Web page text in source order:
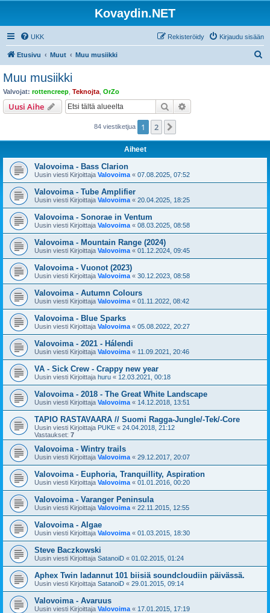
Kovaydin.NET
UKK Kirjaudu sisään
Rekisteröidy
Etusivu Muut Muu musiikki
Muu musiikki
Valvojat: rottencreep Teknojta OrZo
Uusi Aihe Etsi
84 viestiketjua 1 2
Aiheet
Valovoima - Bass Clarion
Uusin viesti Kirjoittaja Valovoima « 07.08.2025, 07:52
Valovoima - Tube Amplifier
Uusin viesti Kirjoittaja Valovoima « 20.04.2025, 18:25
Valovoima - Sonorae in Ventum
Uusin viesti Kirjoittaja Valovoima « 08.03.2025, 08:58
Valovoima - Mountain Range (2024)
Uusin viesti Kirjoittaja Valovoima « 01.12.2024, 09:45
Valovoima - Vuonot (2023)
Uusin viesti Kirjoittaja Valovoima « 30.12.2023, 08:58
Valovoima - Autumn Colours
Uusin viesti Kirjoittaja Valovoima « 01.11.2022, 08:42
Valovoima - Blue Sparks
Uusin viesti Kirjoittaja Valovoima « 05.08.2022, 20:27
Valovoima - 2021 - Hálendi
Uusin viesti Kirjoittaja Valovoima « 11.09.2021, 20:46
VA - Sick Crew - Crappy new year
Uusin viesti Kirjoittaja huru « 12.03.2021, 00:18
Valovoima - 2018 - The Great White Landscape
Uusin viesti Kirjoittaja Valovoima « 14.12.2018, 13:51
TAPIO RASTAVAARA // Suomi Ragga-Jungle/-Tek/-Core
Uusin viesti Kirjoittaja PUKE « 24.04.2018, 21:12
Vastaukset: 7
Valovoima - Wintry trails
Uusin viesti Kirjoittaja Valovoima « 29.12.2017, 20:07
Valovoima - Euphoria, Tranquillity, Aspiration
Uusin viesti Kirjoittaja Valovoima « 01.01.2016, 00:20
Valovoima - Varanger Peninsula
Uusin viesti Kirjoittaja Valovoima « 22.11.2015, 12:55
Valovoima - Algae
Uusin viesti Kirjoittaja Valovoima « 01.03.2015, 18:30
Steve Baczkowski
Uusin viesti Kirjoittaja SatanoiD « 01.02.2015, 01:24
Aphex Twin ladannut 101 biisiä soundcloudiin päivässä.
Uusin viesti Kirjoittaja SatanoiD « 29.01.2015, 09:14
Valovoima - Avaruus
Uusin viesti Kirjoittaja Valovoima « 17.01.2015, 17:19